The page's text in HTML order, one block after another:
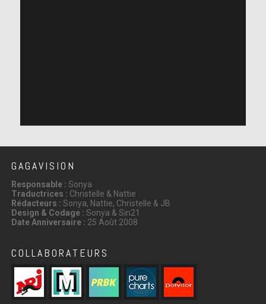
GAGAVISION
Responsable : Sonya
Traductrices : Christelle & Nattie
Rédacteurs : Sonya, Nattie, Christelle & JB
Design & Codage : Sonya & Sin21
Date Anniversaire : 25 Août 2008
COLLABORATEURS